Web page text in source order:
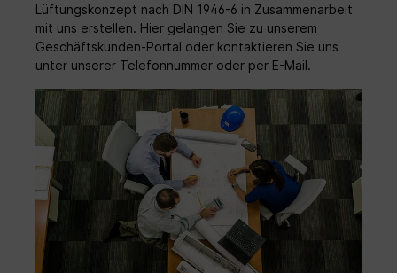
Lüftungskonzept nach DIN 1946-6 in Zusammenarbeit
mit uns erstellen. Hier gelangen Sie zu unserem
Geschäftskunden-Portal oder kontaktieren Sie uns
unter unserer Telefonnummer oder per E-Mail.